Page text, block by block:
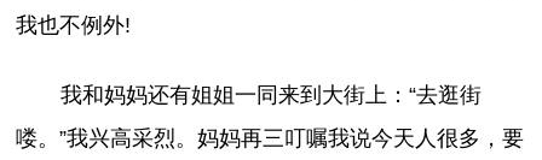
我也不例外!
我和妈妈还有姐姐一同来到大街上：“去逛街
喽。”我兴高采烈。妈妈再三叮嘱我说今天人很多，要